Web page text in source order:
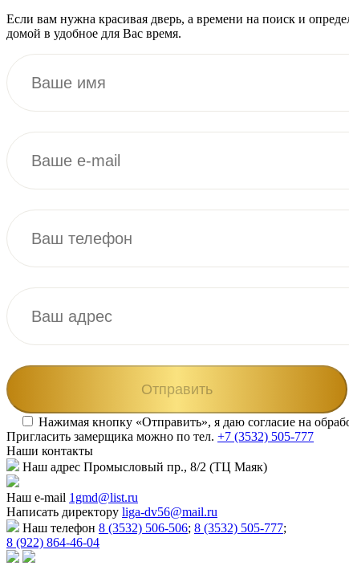
Если вам нужна красивая дверь, а времени на поиск и
домой в удобное для Вас время.
Нажимая кнопку «Отправить», я даю согласие на
Пригласить замерщика можно по тел. +7 (3532) 505-777
Наши контакты
Наш адрес Промысловый пр., 8/2 (ТЦ Маяк)
Наш e-mail 1gmd@list.ru
Написать директору liga-dv56@mail.ru
Наш телефон 8 (3532) 506-506; 8 (3532) 505-777;
8 (922) 864-46-04